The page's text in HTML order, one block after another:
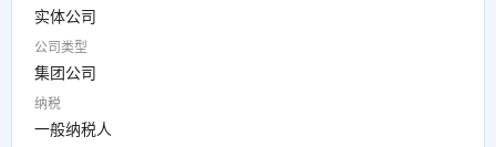
实体公司
公司类型
集团公司
纳税
一般纳税人